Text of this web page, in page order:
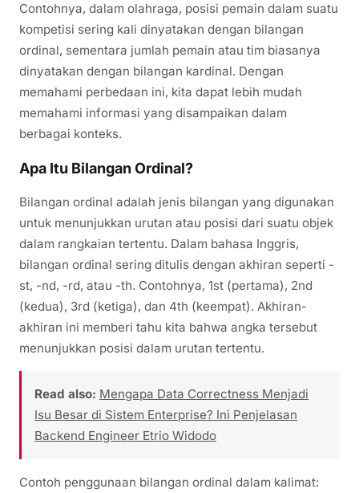
Contohnya, dalam olahraga, posisi pemain dalam suatu
kompetisi sering kali dinyatakan dengan bilangan
ordinal, sementara jumlah pemain atau tim biasanya
dinyatakan dengan bilangan kardinal. Dengan
memahami perbedaan ini, kita dapat lebih mudah
memahami informasi yang disampaikan dalam
berbagai konteks.
Apa Itu Bilangan Ordinal?
Bilangan ordinal adalah jenis bilangan yang digunakan
untuk menunjukkan urutan atau posisi dari suatu objek
dalam rangkaian tertentu. Dalam bahasa Inggris,
bilangan ordinal sering ditulis dengan akhiran seperti -
st, -nd, -rd, atau -th. Contohnya, 1st (pertama), 2nd
(kedua), 3rd (ketiga), dan 4th (keempat). Akhiran-
akhiran ini memberi tahu kita bahwa angka tersebut
menunjukkan posisi dalam urutan tertentu.
Read also: Mengapa Data Correctness Menjadi
Isu Besar di Sistem Enterprise? Ini Penjelasan
Backend Engineer Etrio Widodo
Contoh penggunaan bilangan ordinal dalam kalimat: